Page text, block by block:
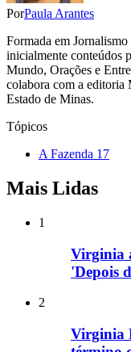
PorPaula Arantes
Formada em
inicialmente conteúdos
Mundo, Orações e
colabora com a editoria
Estado de Minas.
Tópicos
A Fazenda 17
Mais Lidas
1
Virginia
'Depois
2
Virginia